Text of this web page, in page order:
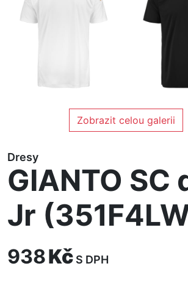
Zobrazit celou galerii
Dresy
GIANTO SC
Jr
938Kč S DPH